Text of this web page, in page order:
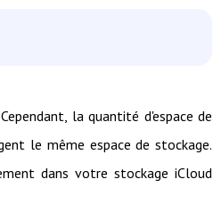
la quantité d'espace de
le même espace de stockage.
dans votre stockage iCloud